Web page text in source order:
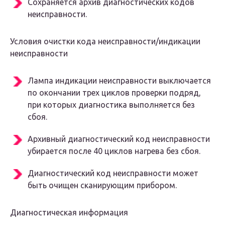
Сохраняется архив диагностических кодов
неисправности.
Условия очистки кода неисправности/индикации
неисправности
Лампа индикации неисправности выключается
по окончании трех циклов проверки подряд,
при которых диагностика выполняется без
сбоя.
Архивный диагностический код неисправности
убирается после 40 циклов нагрева без сбоя.
Диагностический код неисправности может
быть очищен сканирующим прибором.
Диагностическая информация